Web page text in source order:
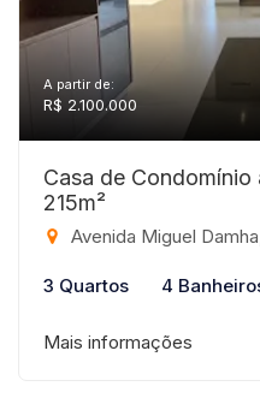
A partir de:
R$ 2.100.000
Casa de
215m²
Avenida Miguel Damha, 1717 -
3 Quartos 4
Mais informações